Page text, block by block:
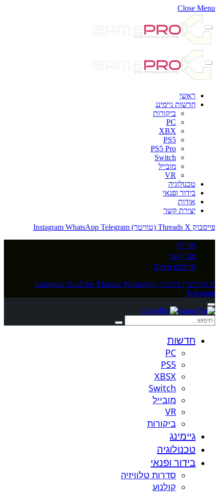
Close Menu
ראשי
חדשות גיימינג
ביקורות
PC
XBX
PS5
PS5 Pro
Switch
מובייל
VR
טכנולוגיה
בידור ופנאי
אודות
יצירת קשר
פייסבוק
Threads X (טוויטר) Instagram WhatsApp Telegram
אודות
צור קשר
פרסמו אצלנו
X (טוויטר) פייסבוק InstagramYouTube Threads WhatsApp
Telegram
חדשות
PC
PS5
XBSX
Switch
מובייל
VR
ביקורות
גיימינג
טכנולוגיה
בידור ופנאי
סדרות טלוויזיה
קולנוע